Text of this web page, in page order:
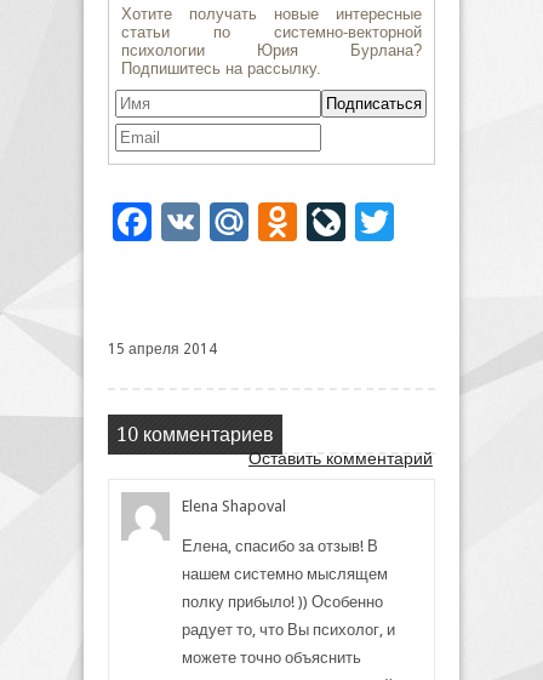
Facebook
VK Mail.Ru Odnoklassniki
LiveJournal
15 апреля 2014
10 комментариев
Оставить комментарий
Elena Shapoval
Елена, спасибо за отзыв! В
нашем системно мыслящем
полку прибыло! )) Особенно
радует то, что Вы психолог, и
можете точно объяснить